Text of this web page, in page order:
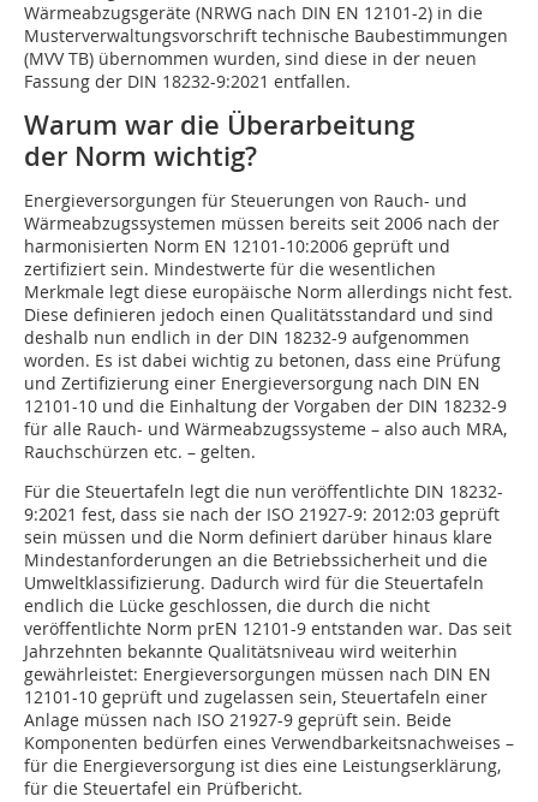
Wärmeabzugsgeräte (NRWG nach DIN EN 12101-2) in die
Musterverwaltungsvorschrift technische Baubestimmungen
(MVV TB) übernommen wurden, sind diese in der neuen
Fassung der DIN 18232-9:2021 entfallen.
Warum war die Überarbeitung
der Norm wichtig?
Energieversorgungen für Steuerungen von Rauch- und
Wärmeabzugssystemen müssen bereits seit 2006 nach der
harmonisierten Norm EN 12101-10:2006 geprüft und
zertifiziert sein. Mindestwerte für die wesentlichen
Merkmale legt diese europäische Norm allerdings nicht fest.
Diese definieren jedoch einen Qualitätsstandard und sind
deshalb nun endlich in der DIN 18232-9 aufgenommen
worden. Es ist dabei wichtig zu betonen, dass eine Prüfung
und Zertifizierung einer Energieversorgung nach DIN EN
12101-10 und die Einhaltung der Vorgaben der DIN 18232-9
für alle Rauch- und Wärmeabzugssysteme – also auch MRA,
Rauchschürzen etc. – gelten.
Für die Steuertafeln legt die nun veröffentlichte DIN 18232-
9:2021 fest, dass sie nach der ISO 21927-9: 2012:03 geprüft
sein müssen und die Norm definiert darüber hinaus klare
Mindestanforderungen an die Betriebssicherheit und die
Umweltklassifizierung. Dadurch wird für die Steuertafeln
endlich die Lücke geschlossen, die durch die nicht
veröffentlichte Norm prEN 12101-9 entstanden war. Das seit
Jahrzehnten bekannte Qualitätsniveau wird weiterhin
gewährleistet: Energieversorgungen müssen nach DIN EN
12101-10 geprüft und zugelassen sein, Steuertafeln einer
Anlage müssen nach ISO 21927-9 geprüft sein. Beide
Komponenten bedürfen eines Verwendbarkeitsnachweises –
für die Energieversorgung ist dies eine Leistungserklärung,
für die Steuertafel ein Prüfbericht.